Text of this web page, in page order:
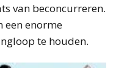
van beconcurreren.
een enorme
te houden.